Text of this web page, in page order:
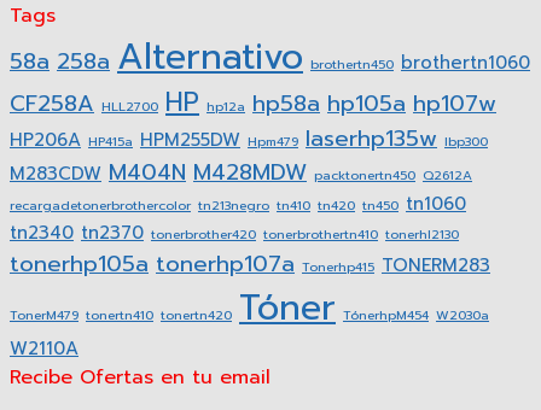
Tags
58a 258a Alternativo brothertn450 brothertn1060
CF258A HLL2700 HP hp12a hp58a hp105a hp107w
HP206A HP415a HPM255DW Hpm479 laserhp135w lbp300
M283CDW M404N M428MDW packtonertn450 Q2612A
recargadetonerbrothercolor tn213negro tn410 tn420 tn450 tn1060
tn2340 tn2370 tonerbrother420 tonerbrothertn410 tonerhl2130
tonerhp105a tonerhp107a Tonerhp415 TONERM283
TonerM479 tonertn410 tonertn420 Tóner TónerhpM454 W2030a
W2110A
Recibe Ofertas en tu email